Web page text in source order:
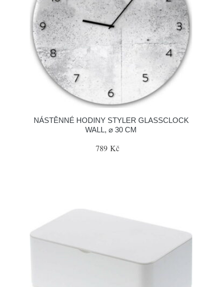
NÁSTĚNNÉ HODINY STYLER GLASSCLOCK
WALL, ⌀ 30 CM
789 Kč